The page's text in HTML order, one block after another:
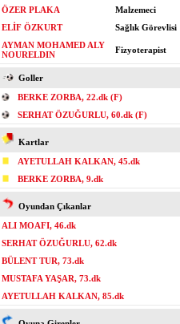
ÖZER PLAKA
Malzemeci
ELİF ÖZKURT
Sağlık Görevlisi
AYMAN MOHAMED ALY
NOURELDIN
Fizyoterapist
Goller
BERKE ZORBA, 22.dk (F)
SERHAT ÖZUĞURLU, 60.dk (F)
Kartlar
AYETULLAH KALKAN, 45.dk
BERKE ZORBA, 9.dk
Oyundan Çıkanlar
ALI MOAFI, 46.dk
SERHAT ÖZUĞURLU, 62.dk
BÜLENT TUR, 73.dk
MUSTAFA YAŞAR, 73.dk
AYETULLAH KALKAN, 85.dk